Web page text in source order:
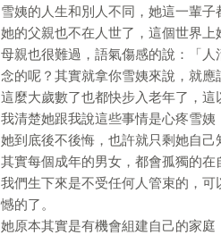
雪姨的人生和別人不同，她這一輩
她的父親也不在人世了，這個世界上
母親也很難過，語氣傷感的說：「
念的呢？其實就拿你雪姨來說，就
這麼大歲數了也都快步入老年了，這
我清楚她跟我說這些事情是心疼雪
她到底後不後悔，也許就只剩她自己
其實每個成年的男女，都會孤獨的在
我們生下來是不受任何人管束的，
憾的了。
她原本其實是有機會組建自己的家庭